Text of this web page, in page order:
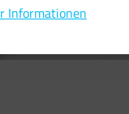
Informationen